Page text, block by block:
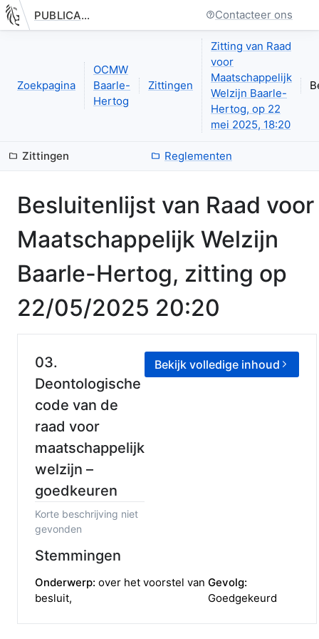
Nieuwe pagina:PUBLICATIE.GELINKT-NOTULEREN.VLAANDEREN.BE Contacteer ons
Zoekpagina
OCMW
Baarle-
Hertog
Zittingen
Zitting van Raad
voor
Maatschappelijk
Welzijn Baarle-
Hertog, op 22
mei 2025, 18:20
Zittingen Reglementen
Besluitenlijst van Raad voor
Maatschappelijk Welzijn
Baarle-Hertog, zitting op
22/05/2025 20:20
03.
Deontologische
code van de
raad voor
maatschappelijk
welzijn –
goedkeuren
Korte beschrijving niet
gevonden
Bekijk volledige inhoud
Stemmingen
Onderwerp: over het voorstel van
besluit,
Gevolg:
Goedgekeurd